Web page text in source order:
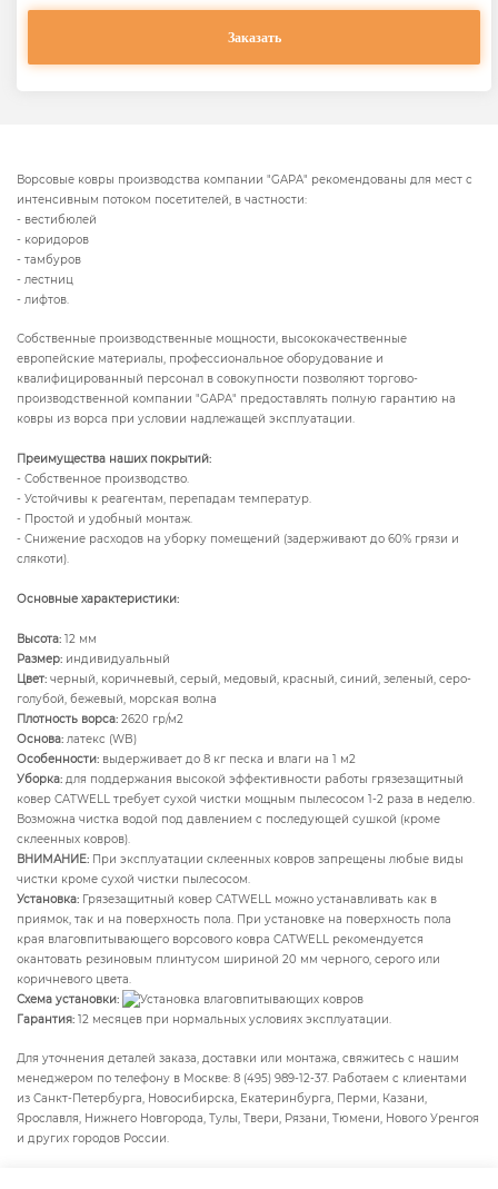
Заказать
Ворсовые ковры производства компании "GAPA" рекомендованы для мест с
интенсивным потоком посетителей, в частности:
- вестибюлей
- коридоров
- тамбуров
- лестниц
- лифтов.
Собственные производственные мощности, высококачественные
европейские материалы, профессиональное оборудование и
квалифицированный персонал в совокупности позволяют торгово-
производственной компании "GAPA" предоставлять полную гарантию на
ковры из ворса при условии надлежащей эксплуатации.
Преимущества наших покрытий:
- Собственное производство.
- Устойчивы к реагентам, перепадам температур.
- Простой и удобный монтаж.
- Снижение расходов на уборку помещений (задерживают до 60% грязи и
слякоти).
Основные характеристики:
Высота: 12 мм
Размер: индивидуальный
Цвет: черный, коричневый, серый, медовый, красный, синий, зеленый, серо-
голубой, бежевый, морская волна
Плотность ворса: 2620 гр/м2
Основа: латекс (WB)
Особенности: выдерживает до 8 кг песка и влаги на 1 м2
Уборка: для поддержания высокой эффективности работы грязезащитный
ковер CATWELL требует сухой чистки мощным пылесосом 1-2 раза в неделю.
Возможна чистка водой под давлением с последующей сушкой (кроме
склеенных ковров).
ВНИМАНИЕ: При эксплуатации склеенных ковров запрещены любые виды
чистки кроме сухой чистки пылесосом.
Установка: Грязезащитный ковер CATWELL можно устанавливать как в
приямок, так и на поверхность пола. При установке на поверхность пола
края влаговпитывающего ворсового ковра CATWELL рекомендуется
окантовать резиновым плинтусом шириной 20 мм черного, серого или
коричневого цвета.
Схема установки:
Гарантия: 12 месяцев при нормальных условиях эксплуатации.
Для уточнения деталей заказа, доставки или монтажа, свяжитесь с нашим
менеджером по телефону в Москве: 8 (495) 989-12-37. Работаем с клиентами
из Санкт-Петербурга, Новосибирска, Екатеринбурга, Перми, Казани,
Ярославля, Нижнего Новгорода, Тулы, Твери, Рязани, Тюмени, Нового Уренгоя
и других городов России.